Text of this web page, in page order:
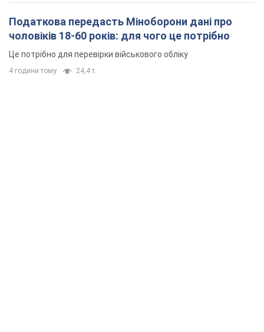
Податкова передасть Міноборони дані про
чоловіків 18-60 років: для чого це потрібно
Це потрібно для перевірки військового обліку
4 години тому 24,4 т.